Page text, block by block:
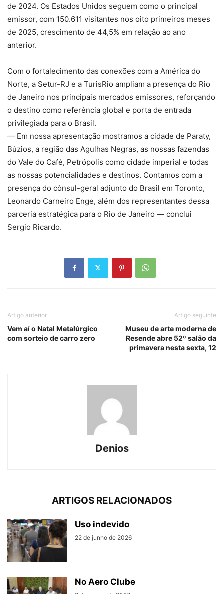
de 2024. Os Estados Unidos seguem como o principal
emissor, com 150.611 visitantes nos oito primeiros meses
de 2025, crescimento de 44,5% em relação ao ano
anterior.
Com o fortalecimento das conexões com a América do
Norte, a Setur-RJ e a TurisRio ampliam a presença do Rio
de Janeiro nos principais mercados emissores, reforçando
o destino como referência global e porta de entrada
privilegiada para o Brasil.
— Em nossa apresentação mostramos a cidade de Paraty,
Búzios, a região das Agulhas Negras, as nossas fazendas
do Vale do Café, Petrópolis como cidade imperial e todas
as nossas potencialidades e destinos. Contamos com a
presença do cônsul-geral adjunto do Brasil em Toronto,
Leonardo Carneiro Enge, além dos representantes dessa
parceria estratégica para o Rio de Janeiro — conclui
Sergio Ricardo.
Artigo anterior
Vem aí o Natal Metalúrgico
com sorteio de carro zero
Artigo seguinte
Museu de arte moderna de
Resende abre 52º salão da
primavera nesta sexta, 12
Denios
ARTIGOS RELACIONADOS
Uso indevido
22 de junho de 2026
No Aero Clube